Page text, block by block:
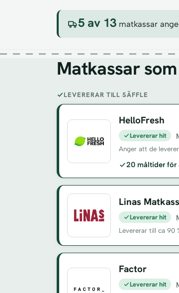
5 av 13 matkassar
Matkassar
LEVERERAR TILL SÄFFLE
HelloFresh
Levererar hit
Anger att de
20 måltider för
Linas
Levererar hit
Levererar till ca 90
Factor
Levererar hit